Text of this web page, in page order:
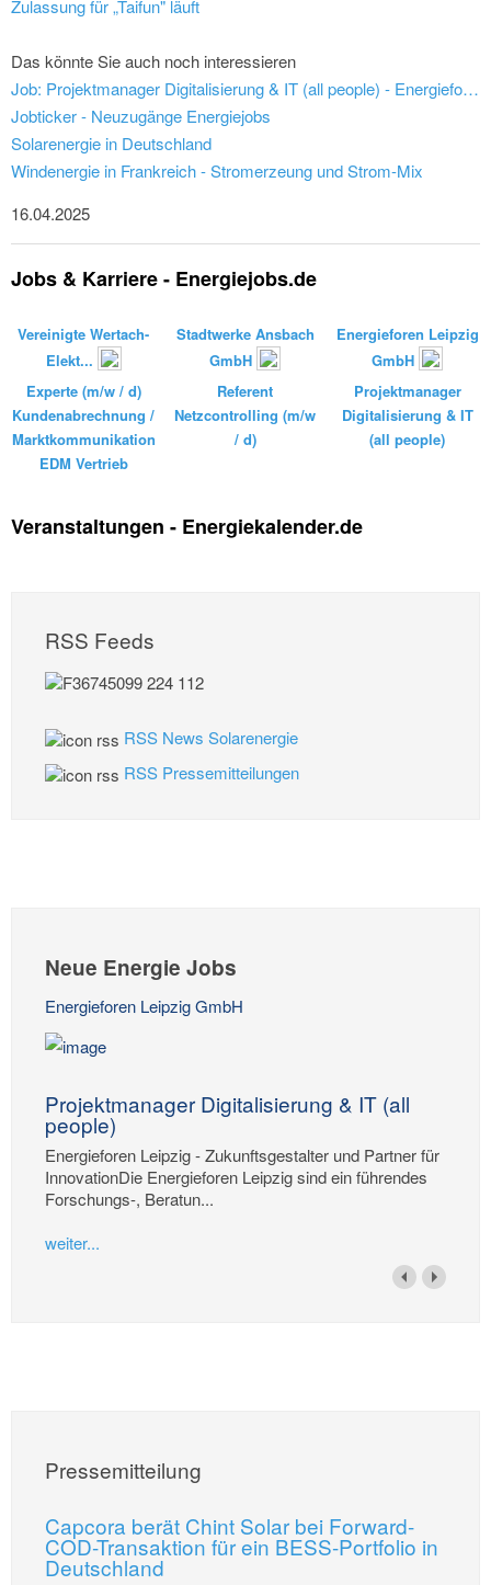
Zulassung für „Taifun" läuft
Das könnte Sie auch noch interessieren
Job: Projektmanager Digitalisierung & IT (all people) - Energieforen Leipzig GmbH
Jobticker - Neuzugänge Energiejobs
Solarenergie in Deutschland
Windenergie in Frankreich - Stromerzeung und Strom-Mix
16.04.2025
Jobs & Karriere - Energiejobs.de
Vereinigte Wertach-
Elekt...
Experte (m/w / d)
Kundenabrechnung /
Marktkommunikation
EDM Vertrieb
Stadtwerke Ansbach
GmbH
Referent
Netzcontrolling (m/w
/ d)
Energieforen Leipzig
GmbH
Projektmanager
Digitalisierung & IT
(all people)
Veranstaltungen - Energiekalender.de
RSS Feeds
RSS News Solarenergie
RSS Pressemitteilungen
Neue Energie Jobs
Energieforen Leipzig GmbH
Projektmanager Digitalisierung & IT (all
people)
Energieforen Leipzig - Zukunftsgestalter und Partner für
InnovationDie Energieforen Leipzig sind ein führendes
Forschungs-, Beratun...
weiter...
Pressemitteilung
Capcora berät Chint Solar bei Forward-
COD-Transaktion für ein BESS-Portfolio in
Deutschland